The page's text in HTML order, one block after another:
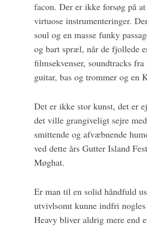
facon. Der er ikke forsøg på
virtuose instrumenteringer.
soul og en masse funky
og bart spræl, når de fjollede
filmsekvenser, soundtracks
guitar, bas og trommer og en
Det er ikke stor kunst, det er
det ville grangiveligt sejre
smittende og afvæbnende
ved dette års Gutter Island
Møghat.
Er man til en solid håndfuld
utvivlsomt kunne indfri
Heavy bliver aldrig mere end